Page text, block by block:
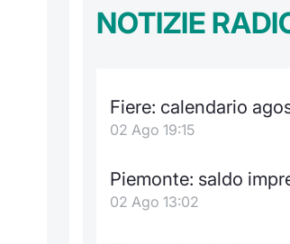
NOTIZIE
Fiere: calendario
02 Ago 19:15
Piemonte: saldo
02 Ago 13:02